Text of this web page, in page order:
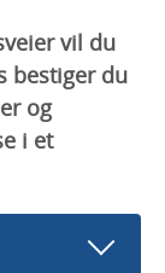
vil du
bestiger du
og
i et